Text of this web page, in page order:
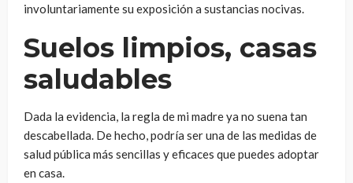
involuntariamente su exposición a sustancias nocivas.
Suelos limpios, casas
saludables
Dada la evidencia, la regla de mi madre ya no suena tan
descabellada. De hecho, podría ser una de las medidas de
salud pública más sencillas y eficaces que puedes adoptar
en casa.